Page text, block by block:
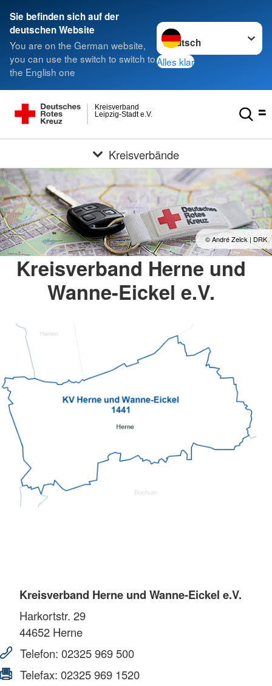
Sie befinden sich auf der
deutschen Website
You are on the German website,
you can use the switch to switch to
the English one
Sprache wechseln zu
Alles klar
Leipzig-Stadt e.V.
Kreisverband
Kreisverbände
© André Zelck | DRK
Kreisverband Herne und
Wanne-Eickel e.V.
Kreisverband Herne und Wanne-Eickel e.V.
Harkortstr. 29
44652 Herne
Telefon: 02325 969 500
Telefax: 02325 969 1520